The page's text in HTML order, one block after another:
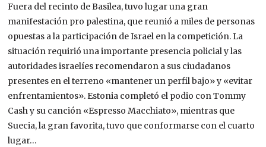
Fuera del recinto de Basilea, tuvo lugar una gran
manifestación pro palestina, que reunió a miles de personas
opuestas a la participación de Israel en la competición. La
situación requirió una importante presencia policial y las
autoridades israelíes recomendaron a sus ciudadanos
presentes en el terreno «mantener un perfil bajo» y «evitar
enfrentamientos». Estonia completó el podio con Tommy
Cash y su canción «Espresso Macchiato», mientras que
Suecia, la gran favorita, tuvo que conformarse con el cuarto
lugar…